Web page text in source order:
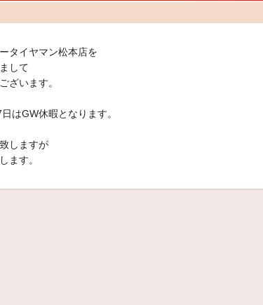
タイヤマン松本店を
して
ざいます。
はGW休暇となります。
しますが
ます。